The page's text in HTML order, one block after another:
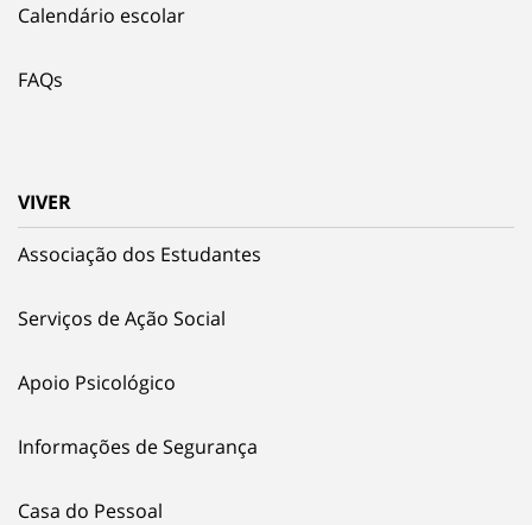
Calendário escolar
FAQs
VIVER
Associação dos Estudantes
Serviços de Ação Social
Apoio Psicológico
Informações de Segurança
Casa do Pessoal